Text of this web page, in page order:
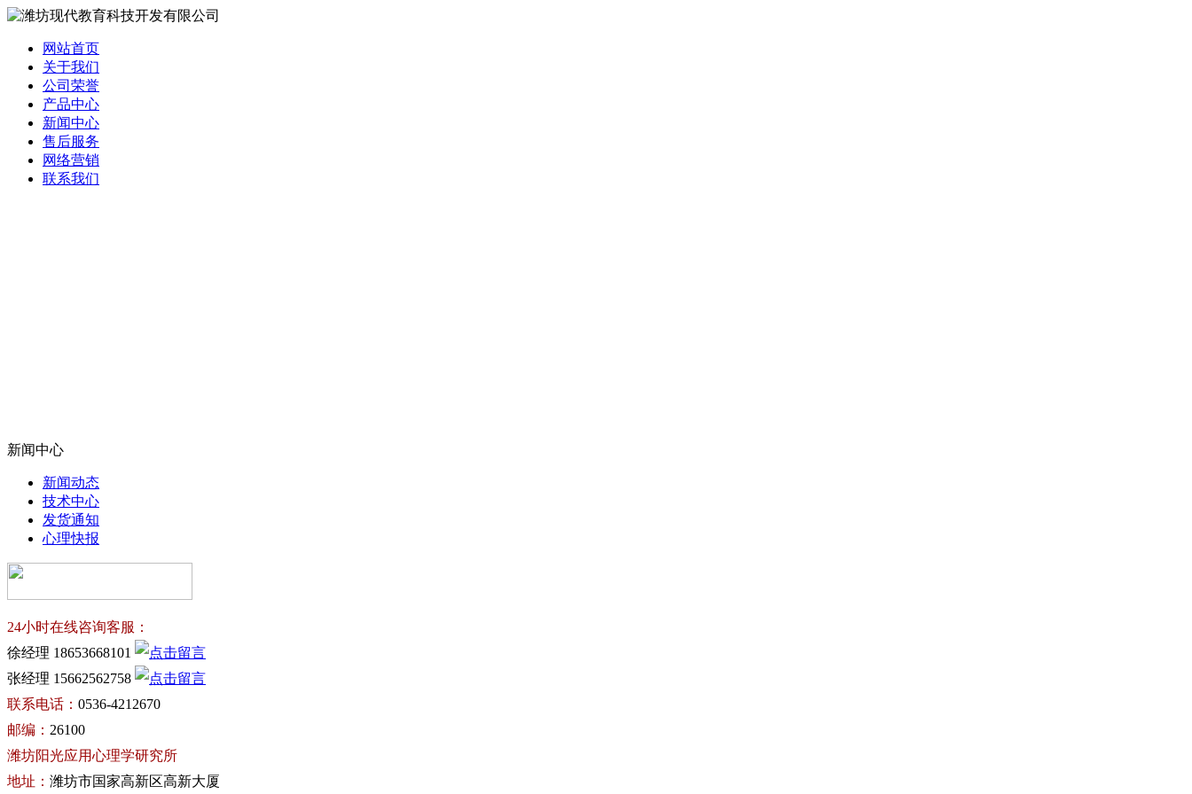
网站首页
关于我们
公司荣誉
产品中心
新闻中心
售后服务
网络营销
联系我们
新闻中心
新闻动态
技术中心
发货通知
心理快报
24小时在线咨询客服：
徐经理 18653668101
张经理 15662562758
联系电话： 0536-4212670
邮编： 26100
潍坊阳光应用心理学研究所
地址： 潍坊市国家高新区高新大厦